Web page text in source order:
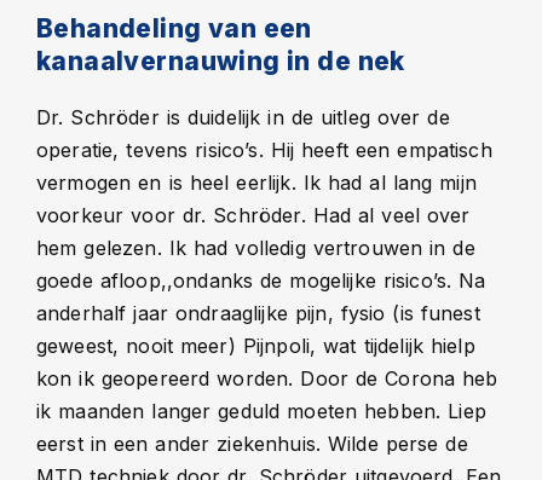
Behandeling van een
kanaalvernauwing in de nek
Dr. Schröder is duidelijk in de uitleg over de
operatie, tevens risico’s. Hij heeft een empatisch
vermogen en is heel eerlijk. Ik had al lang mijn
voorkeur voor dr. Schröder. Had al veel over
hem gelezen. Ik had volledig vertrouwen in de
goede afloop,,ondanks de mogelijke risico’s. Na
anderhalf jaar ondraaglijke pijn, fysio (is funest
geweest, nooit meer) Pijnpoli, wat tijdelijk hielp
kon ik geopereerd worden. Door de Corona heb
ik maanden langer geduld moeten hebben. Liep
eerst in een ander ziekenhuis. Wilde perse de